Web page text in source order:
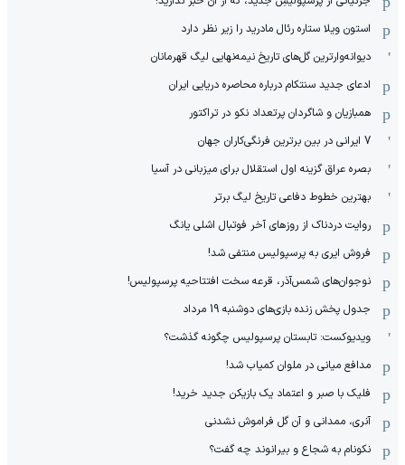
استون ویلا ستاره رئال مادرید را زیر نظر دارد
دیوانه‌وارترین گل‌های تاریخ نیمه‌نهایی لیگ قهرمانان
ادعای جدید سنتکام درباره محاصره دریایی ایران
همبازیان و شاگردان پرتعداد نکو در تراکتور
7 ایرانی در بین برترین فرنگی‌کاران جهان
بصره عراق گزینه اول استقلال برای میزبانی در آسیا
بهترین خطوط دفاعی تاریخ لیگ برتر
روایت دردناک از روزهای آخر فوتبال اشلی یانگ
فروش ایری به پرسپولیس منتفی شد!
نوجوان‌های شمس‌آذر، قرعه سخت افتتاحیه پرسپولیس!
جدول پخش زنده بازی‌های دوشنبه 19 مرداد
ویدیوکست: تابستان پرسپولیس چگونه گذشت؟
مدافع میانی در ملوان کمیاب شد!
فلیک با صبر و اعتماد یک بازیکن جدید خرید!
آنری، ممدانی و آن گل فراموش نشدنی
نکونام به شجاع و بیرانوند چه گفت؟